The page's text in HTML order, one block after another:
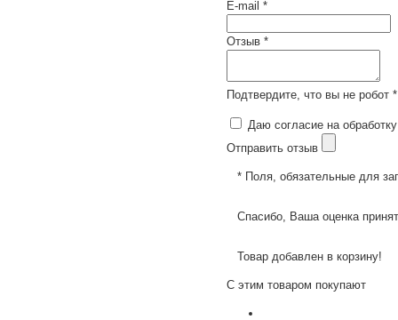
E-mail *
Отзыв *
Подтвердите, что вы не робот *
Даю согласие на
Отправить отзыв
* Поля, обязательные для
Спасибо, Ваша оценка
Товар добавлен в корзину!
С этим товаром покупают